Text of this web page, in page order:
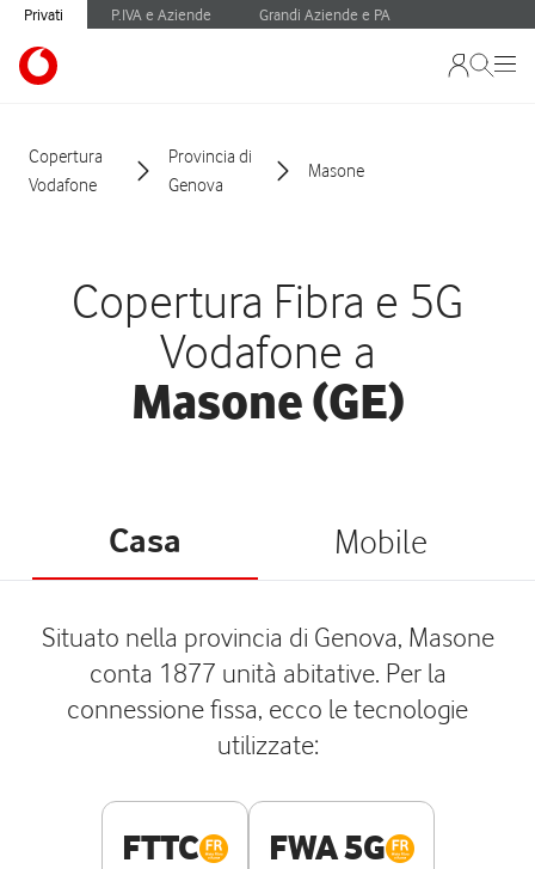
Privati P.IVA e Aziende Grandi Aziende e PA
Copertura
Vodafone
Provincia di
Genova
Masone
Copertura Fibra e 5G
Vodafone a
Masone (GE)
Casa Mobile
Situato nella provincia di Genova, Masone
conta 1877 unità abitative. Per la
connessione fissa, ecco le tecnologie
utilizzate:
FTTC FWA 5G